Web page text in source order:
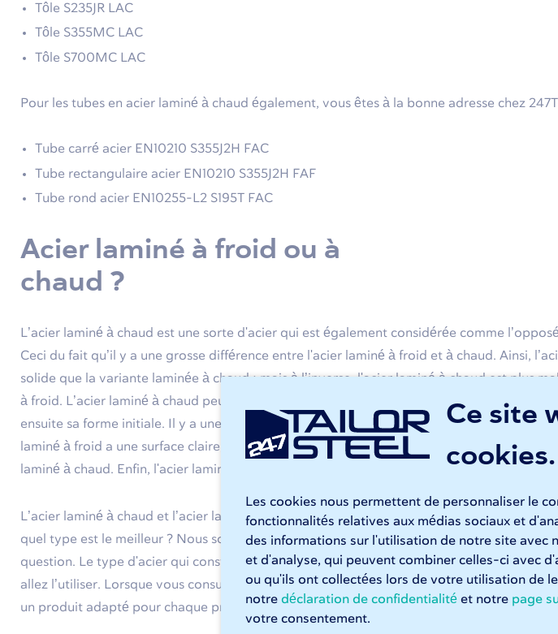
Ce site
cookies.
Les cookies nous permettent de personnaliser le
fonctionnalités relatives aux médias sociaux et
des informations sur l'utilisation de notre site avec
et d'analyse, qui peuvent combiner celles-ci avec
ou qu'ils ont collectées lors de votre utilisation de
notre déclaration de confidentialité et notre page
votre consentement.
Tôle S235JR LAC
Tôle S355MC LAC
Tôle S700MC LAC
Pour les tubes en acier laminé à chaud également, vous êtes à la bonne adresse chez
Tube carré acier EN10210 S355J2H FAC
Tube rectangulaire acier EN10210 S355J2H FAF
Tube rond acier EN10255-L2 S195T FAC
Acier laminé à froid ou à
chaud ?
L’acier laminé à chaud est une sorte d'acier qui est également considérée comme
Ceci du fait qu’il y a une grosse différence entre l'acier laminé à froid et à chaud. Ainsi,
solide que la variante laminée à chaud ; mais à l’inverse, l'acier laminé à chaud est plus
à froid. L’acier laminé à chaud peut en effet être déformé jusqu’à la contrainte
ensuite sa forme initiale. Il y a une différence de coloration par ailleurs entre les deux
laminé à froid a une surface claire, de couleur métallisée, la couleur plus sombre est
laminé à chaud. Enfin, l'acier laminé à chaud a une surface plus rugueuse que l’acier laminé
L’acier laminé à chaud et l’acier laminé à froid sont souvent comparés en ce qui
quel type est le meilleur ? Nous sommes d’avis qu’il est impossible de donner une
question. Le type d'acier qui constitue le meilleur choix, dépend complètement de la
allez l’utiliser. Lorsque vous consultez notre aperçu des matériaux concernant l’acier,
un produit adapté pour chaque projet.